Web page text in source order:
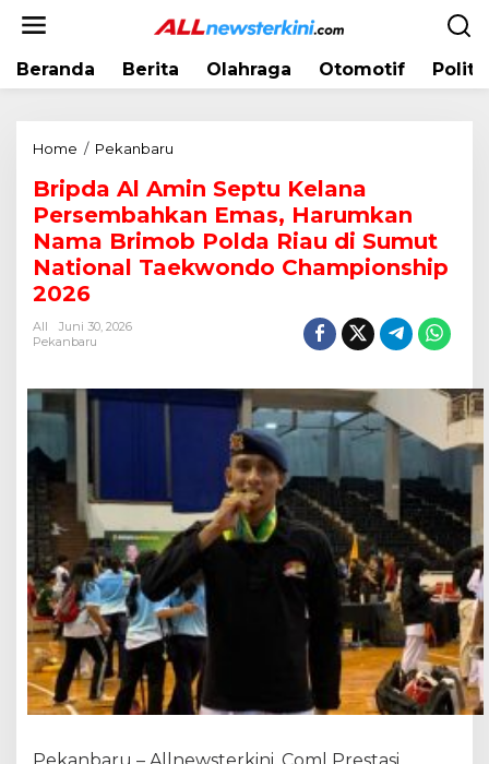
Beranda Berita Olahraga Otomotif
Home / Pekanbaru
i
p
d
A
n
S
K
e
a
n
a
e
r
s
m
Bripda Al Amin Septu Kelana
Persembahkan Emas, Harumkan
Nama Brimob Polda Riau di Sumut
National Taekwondo Championship
2026
All
Juni 30, 2026
Pekanbaru